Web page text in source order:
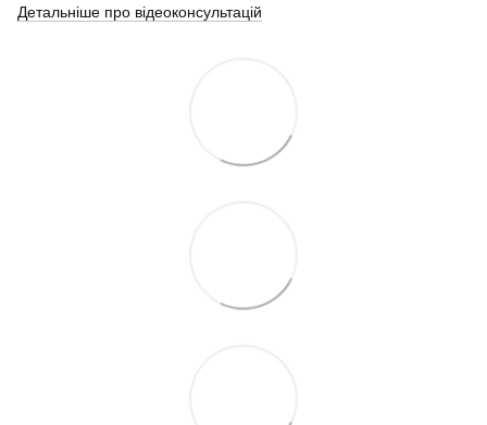
Детальніше про відеоконсультацій